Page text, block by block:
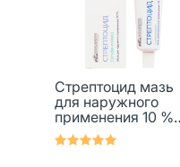
Стрептоцид мазь
для наружного
применения 10 %
туба 25 г 1 шт